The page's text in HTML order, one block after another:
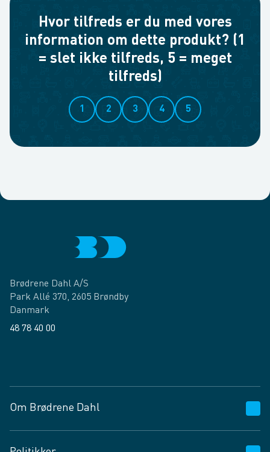
Hvor tilfreds er du med vores
information om dette produkt? (1
= slet ikke tilfreds, 5 = meget
tilfreds)
1 2 3 4 5
Brødrene Dahl A/S
Park Allé 370, 2605 Brøndby
Danmark
48 78 40 00
Om Brødrene Dahl